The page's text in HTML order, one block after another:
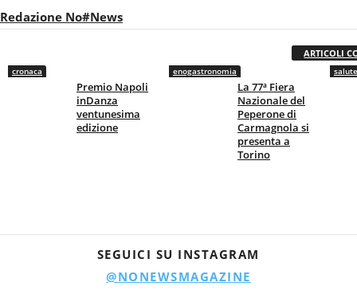
Redazione No#News
ARTICOLI
cronaca
Premio Napoli
inDanza
ventunesima
edizione
enogastronomia
La 77ª Fiera
Nazionale del
Peperone di
Carmagnola si
presenta a
Torino
SEGUICI SU INSTAGRAM
@NONEWSMAGAZINE